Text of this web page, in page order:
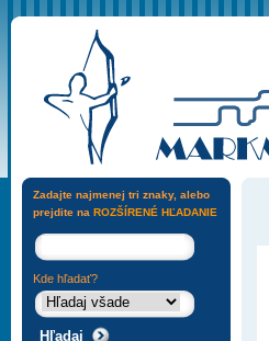
Zadajte najmenej tri znaky, alebo
prejdite na ROZŠÍRENÉ HĽADANIE
Kde hľadať?